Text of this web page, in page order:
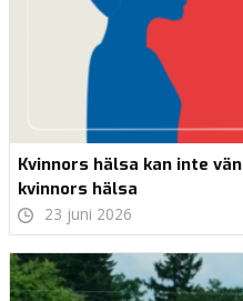
Kvinnors hälsa kan inte
kvinnors hälsa
23 juni 2026